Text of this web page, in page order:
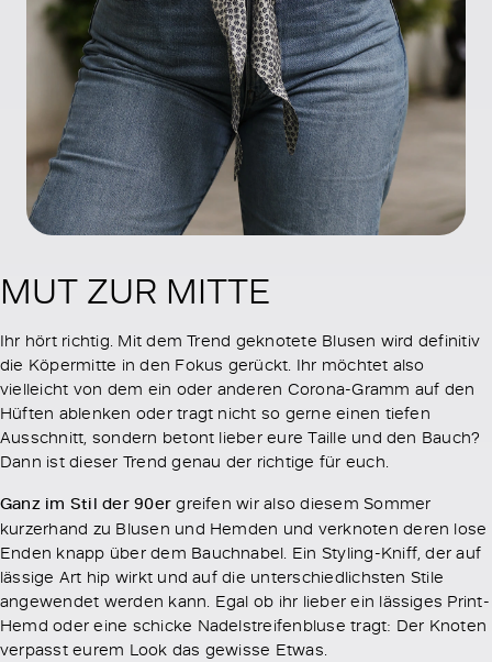
MUT ZUR MITTE
Ihr hört richtig. Mit dem Trend geknotete Blusen wird definitiv
die Köpermitte in den Fokus gerückt. Ihr möchtet also
vielleicht von dem ein oder anderen Corona-Gramm auf den
Hüften ablenken oder tragt nicht so gerne einen tiefen
Ausschnitt, sondern betont lieber eure Taille und den Bauch?
Dann ist dieser Trend genau der richtige für euch.
Ganz im Stil der 90er greifen wir also diesem Sommer
kurzerhand zu Blusen und Hemden und verknoten deren lose
Enden knapp über dem Bauchnabel. Ein Styling-Kniff, der auf
lässige Art hip wirkt und auf die unterschiedlichsten Stile
angewendet werden kann. Egal ob ihr lieber ein lässiges Print-
Hemd oder eine schicke Nadelstreifenbluse tragt: Der Knoten
verpasst eurem Look das gewisse Etwas.